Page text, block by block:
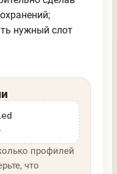
нужный слот
профилей
что